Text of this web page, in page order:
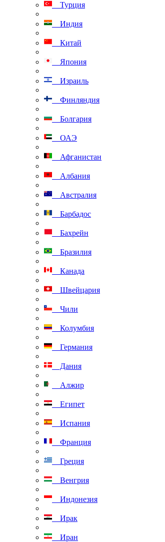
Турция
Индия
Китай
Япония
Израиль
Финляндия
Болгария
ОАЭ
Афганистан
Албания
Австралия
Барбадос
Бахрейн
Бразилия
Канада
Швейцария
Чили
Колумбия
Германия
Дания
Алжир
Египет
Испания
Франция
Греция
Венгрия
Индонезия
Ирак
Иран